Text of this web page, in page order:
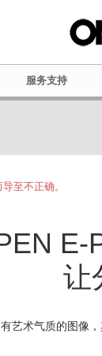
服务支持
至不正确。
E-
让
艺术气质的图像